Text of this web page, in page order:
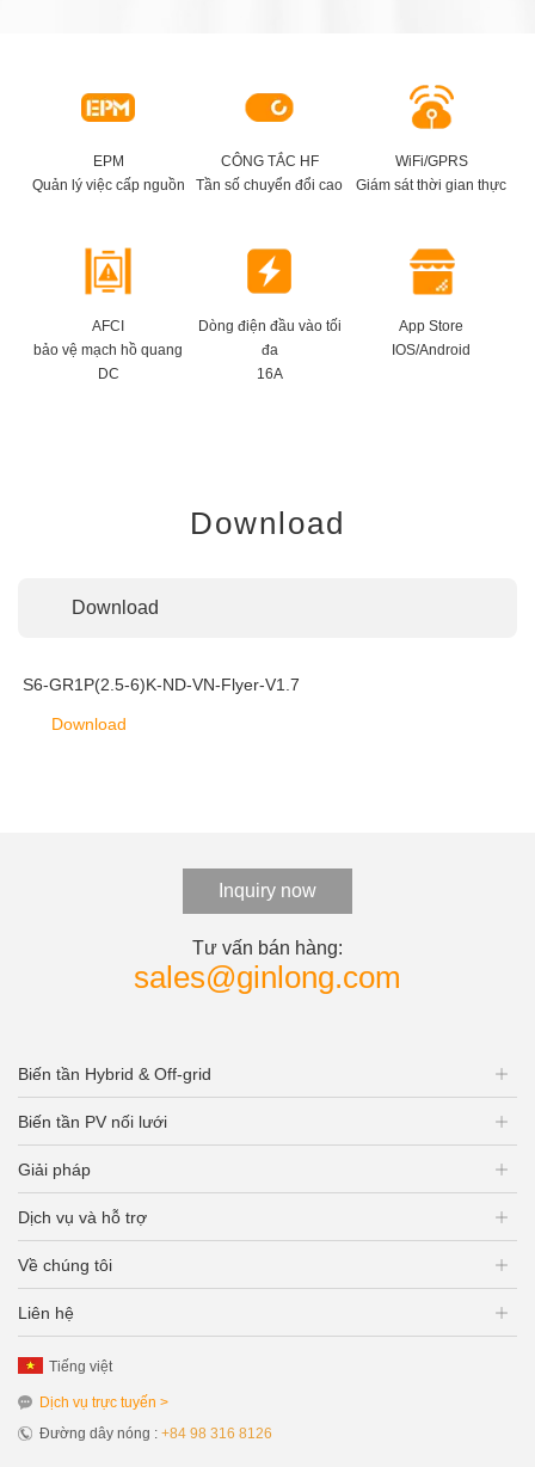
EPM
Quản lý việc cấp nguồn
CÔNG TẮC HF
Tần số chuyển đổi cao
WiFi/GPRS
Giám sát thời gian thực
AFCI
bảo vệ mạch hồ quang
DC
Dòng điện đầu vào tối
đa
16A
App Store
IOS/Android
Download
Download
S6-GR1P(2.5-6)K-ND-VN-Flyer-V1.7
Download
Inquiry now
Tư vấn bán hàng:
sales@ginlong.com
Biến tần Hybrid & Off-grid
Biến tần PV nối lưới
Giải pháp
Dịch vụ và hỗ trợ
Về chúng tôi
Liên hệ
Tiếng việt
Dịch vụ trực tuyến >
Đường dây nóng : +84 98 316 8126